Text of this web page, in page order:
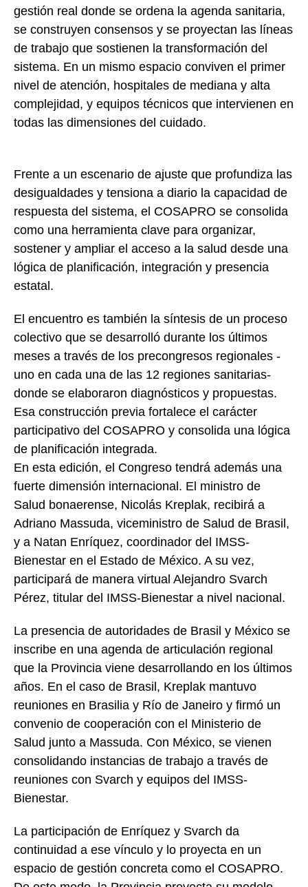
gestión real donde se ordena la agenda sanitaria,
se construyen consensos y se proyectan las líneas
de trabajo que sostienen la transformación del
sistema. En un mismo espacio conviven el primer
nivel de atención, hospitales de mediana y alta
complejidad, y equipos técnicos que intervienen en
todas las dimensiones del cuidado.
Frente a un escenario de ajuste que profundiza las
desigualdades y tensiona a diario la capacidad de
respuesta del sistema, el COSAPRO se consolida
como una herramienta clave para organizar,
sostener y ampliar el acceso a la salud desde una
lógica de planificación, integración y presencia
estatal.
El encuentro es también la síntesis de un proceso
colectivo que se desarrolló durante los últimos
meses a través de los precongresos regionales -
uno en cada una de las 12 regiones sanitarias-
donde se elaboraron diagnósticos y propuestas.
Esa construcción previa fortalece el carácter
participativo del COSAPRO y consolida una lógica
de planificación integrada.
En esta edición, el Congreso tendrá además una
fuerte dimensión internacional. El ministro de
Salud bonaerense, Nicolás Kreplak, recibirá a
Adriano Massuda, viceministro de Salud de Brasil,
y a Natan Enríquez, coordinador del IMSS-
Bienestar en el Estado de México. A su vez,
participará de manera virtual Alejandro Svarch
Pérez, titular del IMSS-Bienestar a nivel nacional.
La presencia de autoridades de Brasil y México se
inscribe en una agenda de articulación regional
que la Provincia viene desarrollando en los últimos
años. En el caso de Brasil, Kreplak mantuvo
reuniones en Brasilia y Río de Janeiro y firmó un
convenio de cooperación con el Ministerio de
Salud junto a Massuda. Con México, se vienen
consolidando instancias de trabajo a través de
reuniones con Svarch y equipos del IMSS-
Bienestar.
La participación de Enríquez y Svarch da
continuidad a ese vínculo y lo proyecta en un
espacio de gestión concreta como el COSAPRO.